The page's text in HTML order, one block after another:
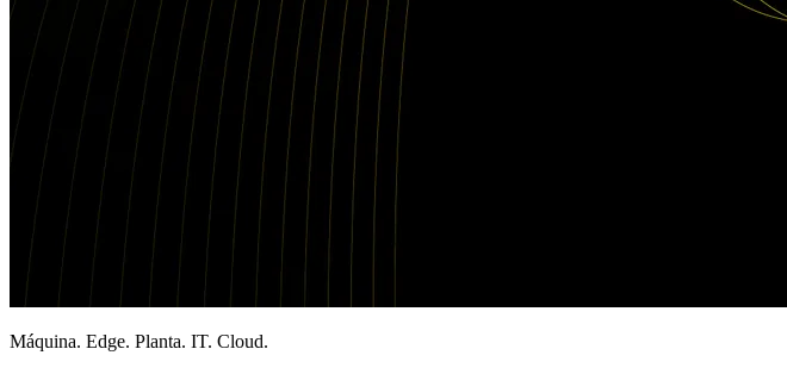
Máquina. Edge. Planta. IT. Cloud.